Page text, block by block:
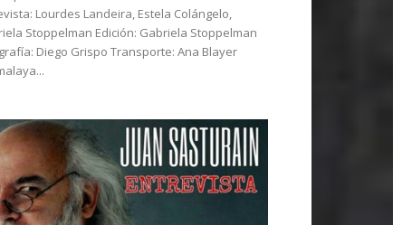
Lourdes Landeira, Estela Colángelo,
Stoppelman Edición: Gabriela Stoppelman
Diego Grispo Transporte: Ana Blayer